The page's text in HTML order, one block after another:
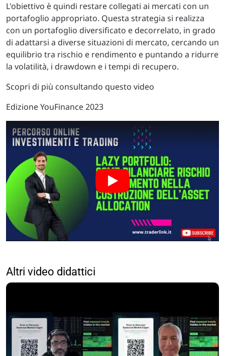
L'obiettivo è quindi restare collegati ai mercati con un
portafoglio appropriato. Questa strategia si realizza
con un portafoglio diversificato e decorrelato, in grado
di adattarsi a diverse situazioni di mercato, cercando un
equilibrio tra rischio e rendimento e puntando a ridurre
la volatilità, i drawdown e i tempi di recupero.
Scopri di più consultando questo video
Edizione YouFinance 2023
Altri video didattici